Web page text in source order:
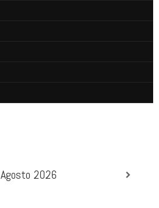
Agosto 2026